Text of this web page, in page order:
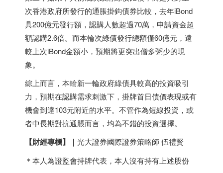
次香港政府所發行的通脹掛鈎債券比較，去年iBond
具200億元發行額，認購人數超過70萬，申請資金超
額認購2.6倍。而本輪次綠債發行總額僅60億元，遠
較上次iBond金額小，預期將更突出僧多粥少的現
象。
綜上而言，本輪新一輪政府綠債具較高的投資吸引
力，預期在認購需求刺激下，掛牌首日債價表現或有
機會到達103元附近的水平。不管作為短線投資，或
者中長期對抗通脹而言，均為不錯的投資選擇。​
【財經專欄】 ｜ 光大證券國際證券策略師 伍禮賢
＊本人為證監會持牌代表，本人沒有持有上述股份